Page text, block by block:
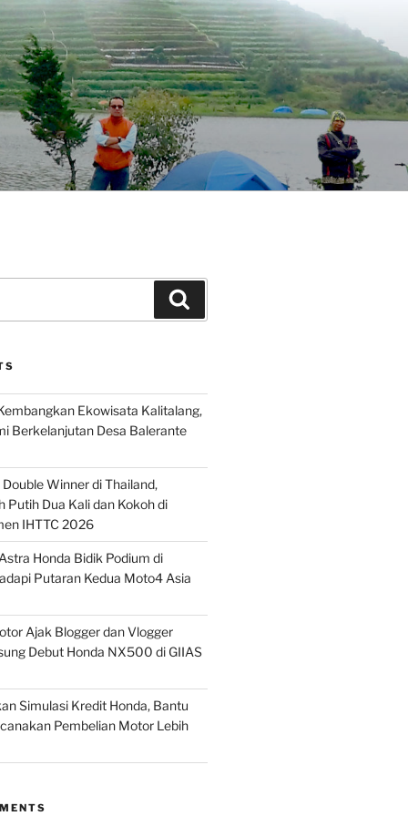
Ekowisata Kalitalang,
Berkelanjutan Desa Balerante
Winner di Thailand,
Putih Dua Kali dan Kokoh di
IHTTC 2026
Honda Bidik Podium di
Putaran Kedua Moto4 Asia
Ajak Blogger dan Vlogger
Debut Honda NX500 di GIIAS
Simulasi Kredit Honda, Bantu
Pembelian Motor Lebih